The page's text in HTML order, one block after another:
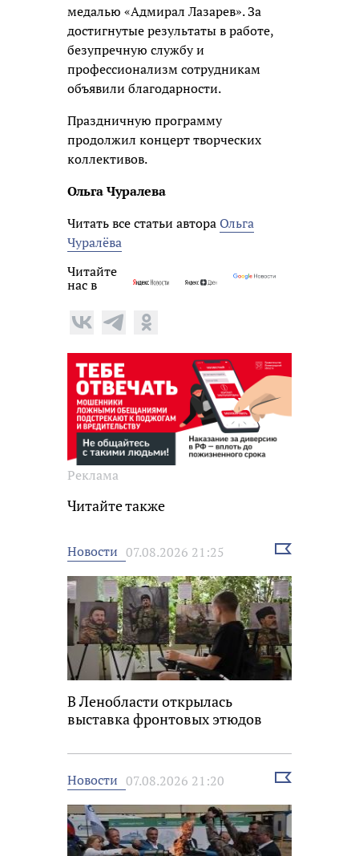
медалью «Адмирал Лазарев». За
достигнутые результаты в работе,
безупречную службу и
профессионализм сотрудникам
объявили благодарности.
Праздничную программу
продолжил концерт творческих
коллективов.
Ольга Чуралева
Читать все статьи автораОльга
Чуралёва
Читайте
нас в
Реклама
Читайте также
Новости 07.08.2026 21:25
Выбрать
В Ленобласти открылась
выставка фронтовых этюдов
Новости 07.08.2026 21:20
Выбрать